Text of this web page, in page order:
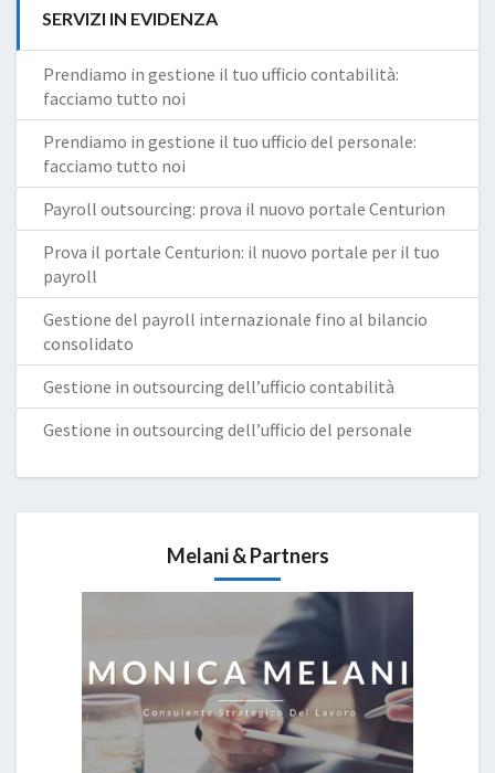
SERVIZI IN EVIDENZA
Prendiamo in gestione il tuo ufficio contabilità:
facciamo tutto noi
Prendiamo in gestione il tuo ufficio del personale:
facciamo tutto noi
Payroll outsourcing: prova il nuovo portale Centurion
Prova il portale Centurion: il nuovo portale per il tuo
payroll
Gestione del payroll internazionale fino al bilancio
consolidato
Gestione in outsourcing dell’ufficio contabilità
Gestione in outsourcing dell’ufficio del personale
Melani & Partners